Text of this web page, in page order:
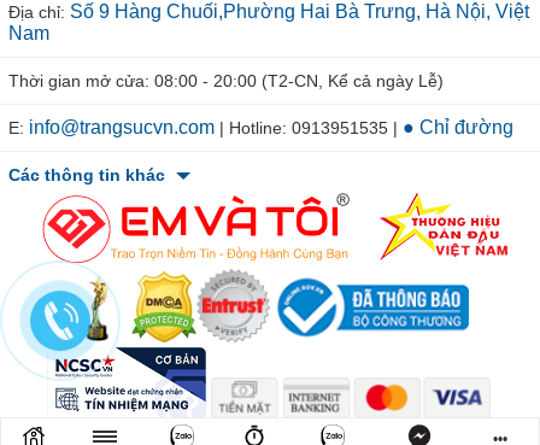
Địa chỉ: Số 9 Hàng Chuối,Phường Hai Bà Trưng, Hà Nội, Việt
Nam
Thời gian mở cửa: 08:00 - 20:00 (T2-CN, Kể cả ngày Lễ)
E: info@trangsucvn.com | Hotline: 0913951535 | ● Chỉ đường
Các thông tin khác
© 2011-2026 TRANGSUCVN.COM Copyright, All Rights Reserved. •••